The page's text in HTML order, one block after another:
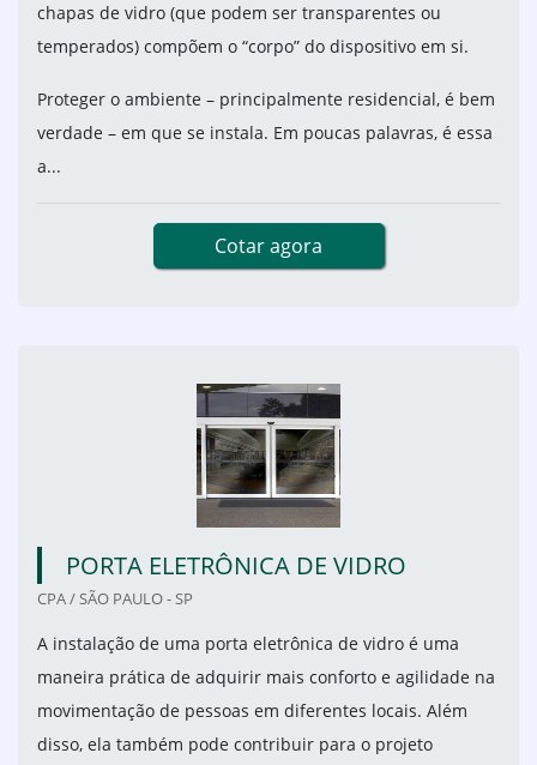
chapas de vidro (que podem ser transparentes ou
temperados) compõem o “corpo” do dispositivo em si.
Proteger o ambiente – principalmente residencial, é bem
verdade – em que se instala. Em poucas palavras, é essa
a...
Cotar agora
PORTA ELETRÔNICA DE VIDRO
CPA / SÃO PAULO - SP
A instalação de uma porta eletrônica de vidro é uma
maneira prática de adquirir mais conforto e agilidade na
movimentação de pessoas em diferentes locais. Além
disso, ela também pode contribuir para o projeto